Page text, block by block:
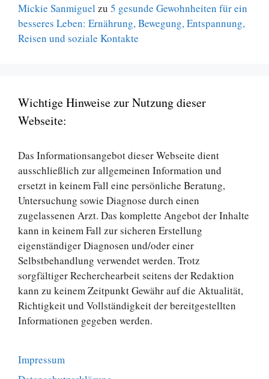
Mickie Sanmiguel zu 5 gesunde Gewohnheiten für ein
besseres Leben: Ernährung, Bewegung, Entspannung,
Reisen und soziale Kontakte
Wichtige Hinweise zur Nutzung dieser
Webseite:
Das Informationsangebot dieser Webseite dient
ausschließlich zur allgemeinen Information und
ersetzt in keinem Fall eine persönliche Beratung,
Untersuchung sowie Diagnose durch einen
zugelassenen Arzt. Das komplette Angebot der Inhalte
kann in keinem Fall zur sicheren Erstellung
eigenständiger Diagnosen und/oder einer
Selbstbehandlung verwendet werden. Trotz
sorgfältiger Recherchearbeit seitens der Redaktion
kann zu keinem Zeitpunkt Gewähr auf die Aktualität,
Richtigkeit und Vollständigkeit der bereitgestellten
Informationen gegeben werden.
Impressum